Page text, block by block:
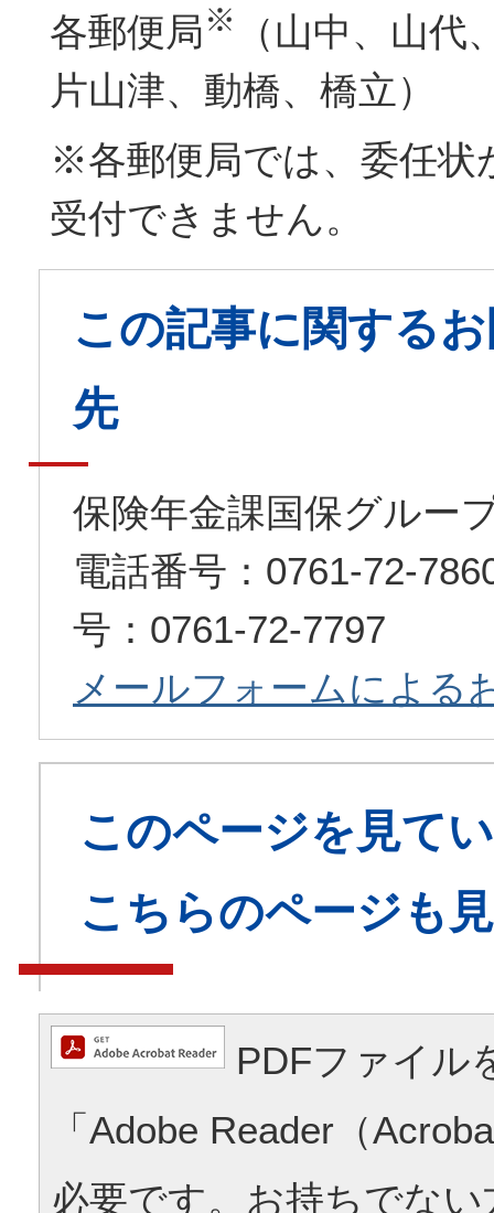
各郵便局※
（山中、山代
片山津、動橋、橋立）
※各郵便局では、委任状
受付できません。
この記事に関する
先
保険年金課国保グルー
電話番号：0761-72-
号：0761-72-7797
メールフォームによる
このページを見て
こちらのページも
PDFファイル
「Adobe Reader（
必要です。お持ちでな